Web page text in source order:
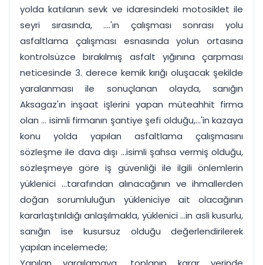
yolda katılanın sevk ve idaresindeki motosiklet ile
seyri sırasında, ....'ın çalışması sonrası yolu
asfaltlama çalışması esnasında yolun ortasına
kontrolsüzce bırakılmış asfalt yığınına çarpması
neticesinde 3. derece kemik kırığı oluşacak şekilde
yaralanması ile sonuçlanan olayda, sanığın
Aksagaz'ın inşaat işlerini yapan müteahhit firma
olan ... isimli firmanın şantiye şefi olduğu,...'in kazaya
konu yolda yapılan asfaltlama çalışmasını
sözleşme ile dava dışı ...isimli şahsa vermiş olduğu,
sözleşmeye göre iş güvenliği ile ilgili önlemlerin
yüklenici ...tarafından alınacağının ve ihmallerden
doğan sorumluluğun yükleniciye ait olacağının
kararlaştırıldığı anlaşılmakla, yüklenici ...in asli kusurlu,
sanığın ise kusursuz olduğu değerlendirilerek
yapılan incelemede;